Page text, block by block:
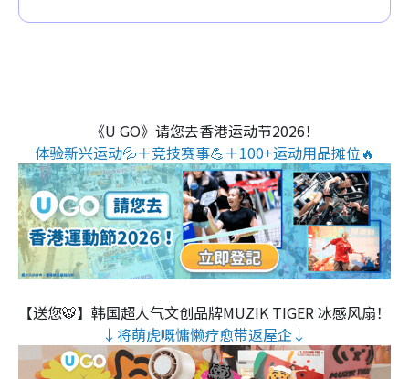
《U GO》请您去香港运动节2026！
体验新兴运动💦＋竞技赛事💪＋100+运动用品摊位🔥
【送您🐯】韩国超人气文创品牌MUZIK TIGER 冰感风扇！
↓将萌虎嘅慵懒疗愈带返屋企↓